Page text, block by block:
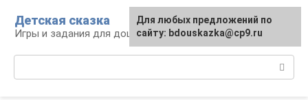
контенту
Детская сказка
Игры и задания для дошкольников
Для любых предложений по
сайту: bdouskazka@cp9.ru